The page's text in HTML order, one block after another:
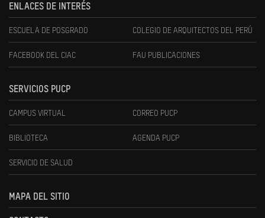
ENLACES DE INTERÉS
ESCUELA DE POSGRADO COLEGIO DE ARQUITECTOS DEL PERÚ
FACEBOOK DEL CIAC FAU PUBLICACIONES
SERVICIOS PUCP
CAMPUS VIRTUAL CORREO PUCP
BIBLIOTECA AGENDA PUCP
SERVICIO DE SALUD
MAPA DEL SITIO